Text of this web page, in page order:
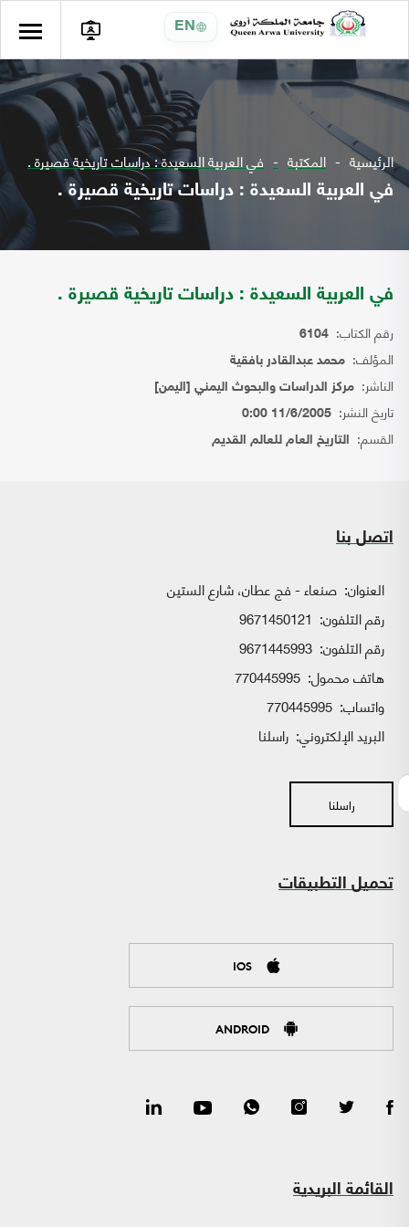
EN
الرئيسية المكتبة في العربية السعيدة : دراسات تاريخية قصيرة .
في العربية السعيدة : دراسات تاريخية قصيرة .
في العربية السعيدة : دراسات تاريخية قصيرة .
رقم الكتاب: 6104
المؤلف: محمد عبدالقادر بافقية
الناشر: مركز الدراسات والبحوث اليمني [اليمن]
تاريخ النشر: 11/6/2005 0:00
القسم: التاريخ العام للعالم القديم
اتصل بنا
العنوان: صنعاء - فج عطان، شارع الستين
رقم التلفون: 9671450121
رقم التلفون: 9671445993
هاتف محمول: 770445995
واتساب:
البريد الإلكتروني: راسلنا
راسلنا
تحميل التطبيقات
IOS
ANDROID
القائمة البريدية